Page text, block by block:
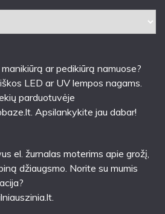
ar pedikiūrą namuose?
LED ar UV lempos nagams.
parduotuvėje
. Apsilankykite jau dabar!
el. žurnalas moterims apie grožį,
džiaugsmo. Norite su mumis